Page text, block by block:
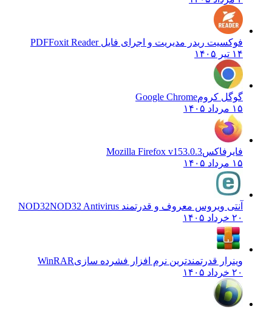
فوکسیت ریدر مدیریت و اجرای فایل PDFFoxit Reader
۱۴ تیر ۱۴۰۵
گوگل کرومGoogle Chrome
۱۵ مرداد ۱۴۰۵
فایرفاکسMozilla Firefox v153.0.3
۱۵ مرداد ۱۴۰۵
آنتی ویروس معروف و قدرتمند NOD32 NOD32 Antivirus
۲۰ خرداد ۱۴۰۵
وینرار قدرتمندترین نرم افزار فشرده سازیWinRAR
۲۰ خرداد ۱۴۰۵